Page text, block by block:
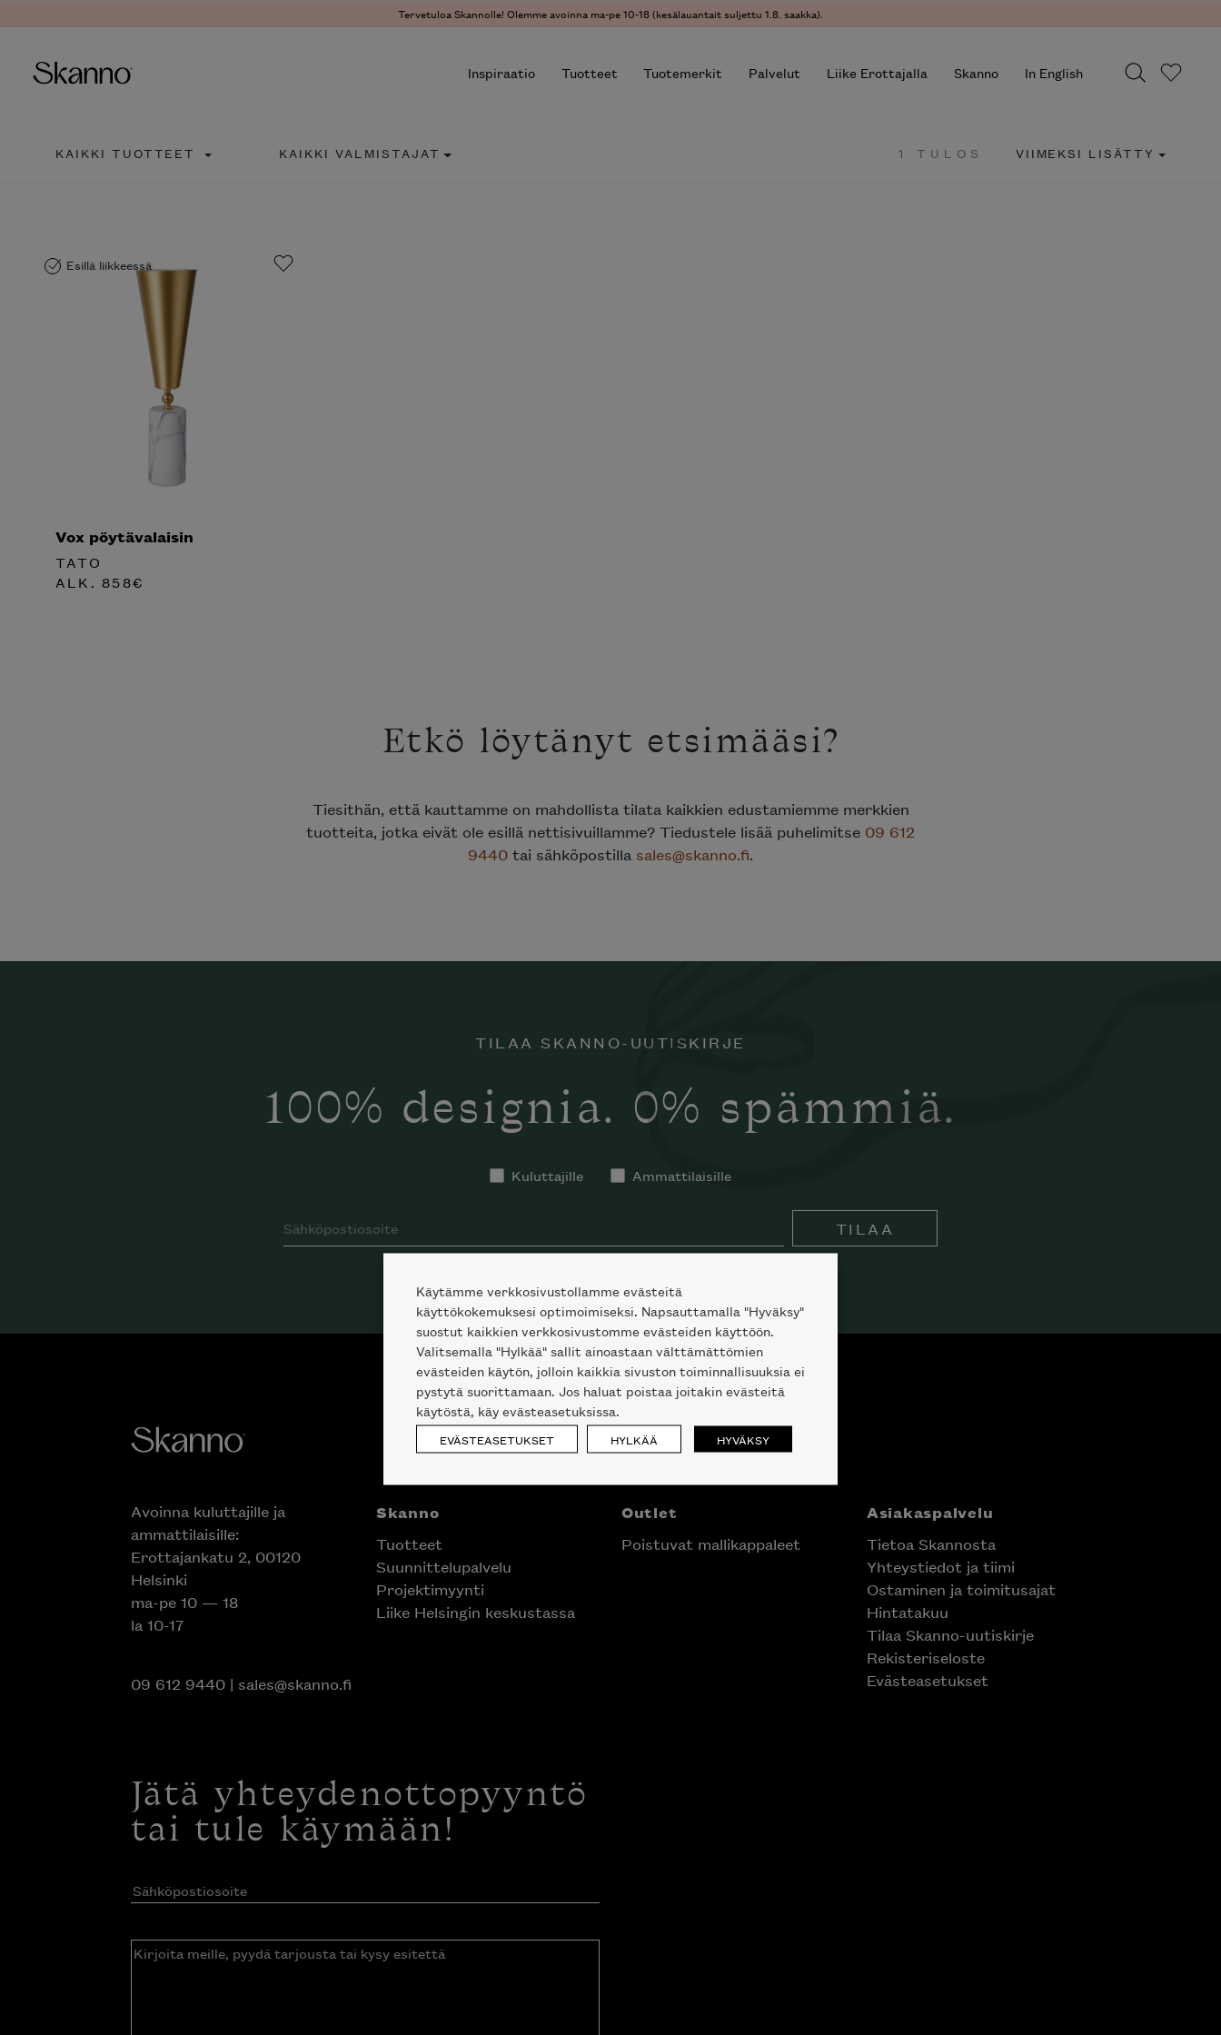
Tervetuloa Skannolle! Olemme avoinna ma-pe 10-18 (kesälauantait suljettu 1.8. saakka).
Inspiraatio Tuotteet Tuotemerkit Palvelut Liike Erottajalla Skanno In English
KAIKKI TUOTTEET KAIKKI VALMISTAJAT 1 TULOS VIIMEKSI LISÄTTY
Esillä liikkeessä
Vox pöytävalaisin
TATO
ALK. 858€
Etkö löytänyt etsimääsi?
Tiesithän, että kauttamme on mahdollista tilata kaikkien edustamiemme merkkien
tuotteita, jotka eivät ole esillä nettisivuillamme? Tiedustele lisää puhelimitse 09 612
9440 tai sähköpostilla sales@skanno.fi.
TILAA SKANNO-UUTISKIRJE
100% designia. 0% spämmiä.
Kuluttajille Ammattilaisille
TILAA
Avoinna kuluttajille ja
ammattilaisille:
Erottajankatu 2, 00120
Helsinki
ma-pe 10 — 18
la 10-17
09 612 9440| sales@skanno.fi
Skanno
Tuotteet
Suunnittelupalvelu
Projektimyynti
Liike Helsingin keskustassa
Outlet
Poistuvat mallikappaleet
Asiakaspalvelu
Tietoa Skannosta
Yhteystiedot ja tiimi
Ostaminen ja toimitusajat
Hintatakuu
Tilaa Skanno-uutiskirje
Rekisteriseloste
Evästeasetukset
Jätä yhteydenottopyyntö
tai tule käymään!
Sähköpostiosoite(Pakollinen)
Kirjoita
Käytämme verkkosivustollamme evästeitä
käyttökokemuksesi optimoimiseksi. Napsauttamalla "Hyväksy"
suostut kaikkien verkkosivustomme evästeiden käyttöön.
Valitsemalla "Hylkää" sallit ainoastaan välttämättömien
evästeiden käytön, jolloin kaikkia sivuston toiminnallisuuksia ei
pystytä suorittamaan. Jos haluat poistaa joitakin evästeitä
käytöstä, käy evästeasetuksissa.
EVÄSTEASETUKSET HYLKÄÄ HYVÄKSY